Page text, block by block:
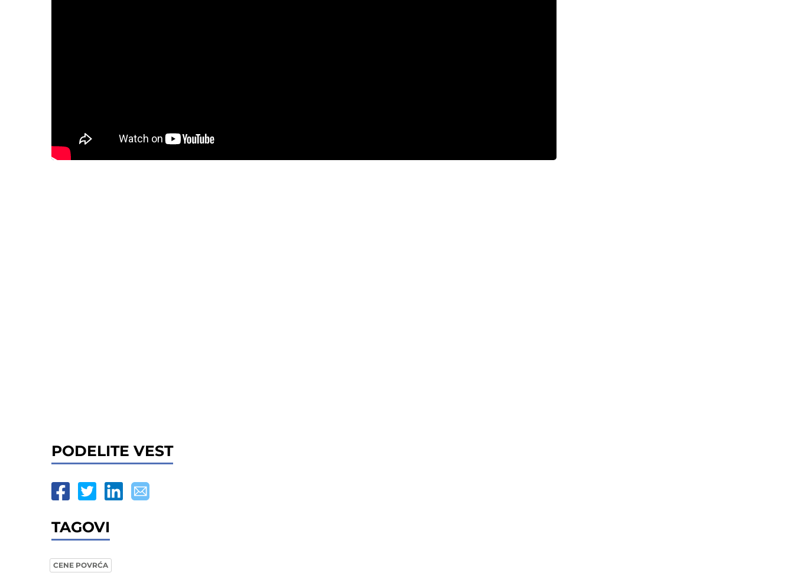
PODELITE VEST
TAGOVI
CENE POVRĆA